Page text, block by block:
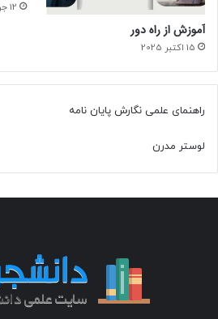
آموزش از راه دور
15 اکتبر 2025
12 جولای 2025
راهنمای علمی نگارش پایان نامه
لوستر مدرن